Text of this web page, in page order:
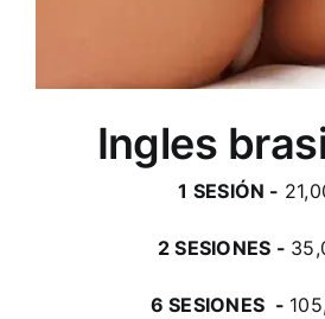
Ingles
1 SESIÓN -
2 SESIONES -
6 SESIONES -